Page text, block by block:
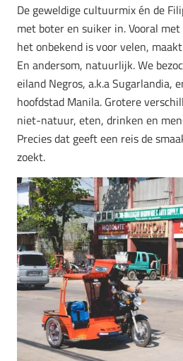
De geweldige cultuurmix én de
met boter en suiker in. Vooral
het onbekend is voor velen,
En andersom, natuurlijk.We
eiland Negros, a.k.a Sugarlandia,
hoofdstad Manila. Grotere
niet-natuur, eten, drinken en
Precies dat geeft een reis de
zoekt.